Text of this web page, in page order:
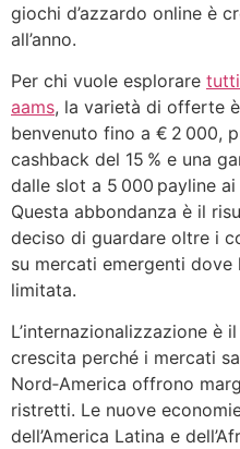
giochi d’azzardo online è
all’anno.
Per chi vuole esplorare
aams, la varietà di offerte
benvenuto fino a € 2 000,
cashback del 15 % e una
dalle slot a 5 000 payline
Questa abbondanza è il
deciso di guardare oltre i
su mercati emergenti
limitata.
L’internazionalizzazione è
crescita perché i mercati
Nord‑America offrono
ristretti. Le nuove economie
dell’America Latina e